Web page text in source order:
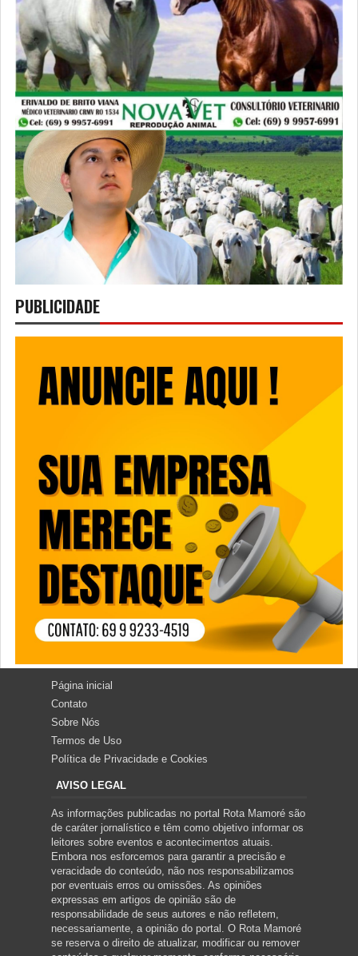
PUBLICIDADE
Página inicial
Contato
Sobre Nós
Termos de Uso
Política de Privacidade e Cookies
AVISO LEGAL
As informações publicadas no portal Rota Mamoré são
de caráter jornalístico e têm como objetivo informar os
leitores sobre eventos e acontecimentos atuais.
Embora nos esforcemos para garantir a precisão e
veracidade do conteúdo, não nos responsabilizamos
por eventuais erros ou omissões. As opiniões
expressas em artigos de opinião são de
responsabilidade de seus autores e não refletem,
necessariamente, a opinião do portal. O Rota Mamoré
se reserva o direito de atualizar, modificar ou remover